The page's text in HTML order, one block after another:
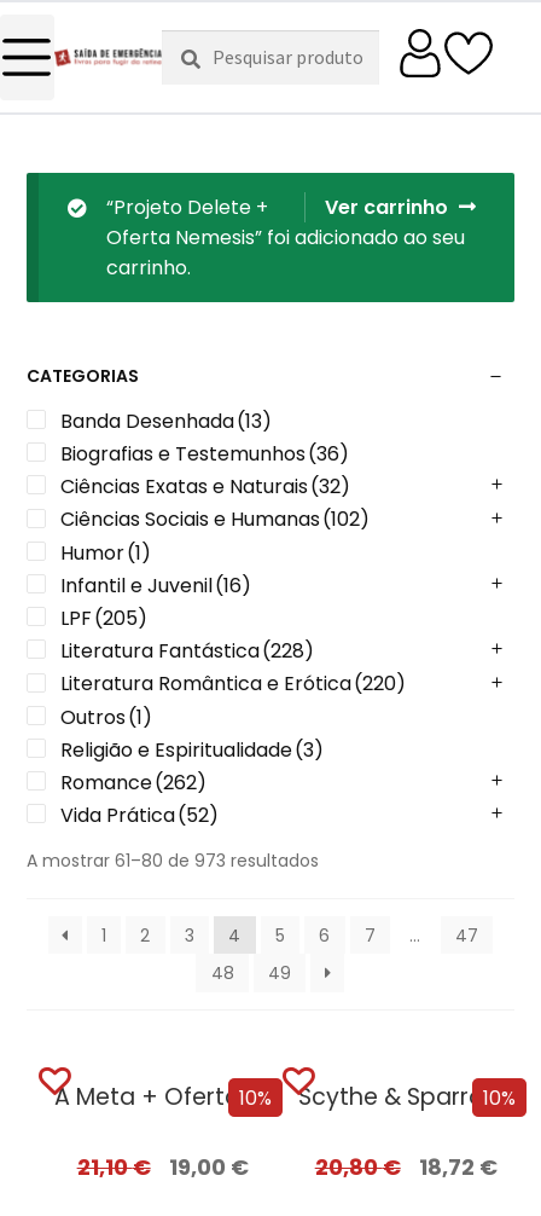
Pesquisar
por:
Pesquisa
Ver carrinho
“Projeto Delete +
Oferta Nemesis” foi adicionado ao seu
carrinho.
CATEGORIAS
Banda Desenhada(13)
Biografias e Testemunhos(36)
Ciências Exatas e Naturais(32)
Ciências Sociais e Humanas(102)
Humor(1)
Infantil e Juvenil(16)
LPF(205)
Literatura Fantástica(228)
Literatura Romântica e Erótica(220)
Outros(1)
Religião e Espiritualidade(3)
Romance(262)
Vida Prática(52)
A mostrar 61–80 de 973 resultados
1 2 3 4 5 6 7 …
47
48
49
10%
A Meta + Oferta Tu És o...
21,10€ 19,00 €
10%
Scythe & Sparrow Edição com EDGES
20,80€ 18,72 €